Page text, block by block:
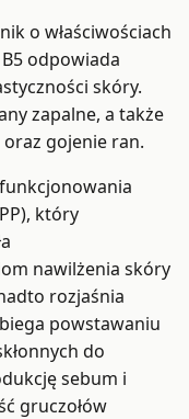
o właściwościach
odpowiada
skóry.
zapalne, a także
gojenie ran.
który
nawilżenia skóry
rozjaśnia
powstawaniu
do
sebum i
gruczołów